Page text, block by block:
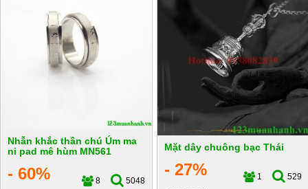
Nhẫn khắc thần chú Úm ma
ni pad mê hùm MN561
- 60% 8
5048
Mặt dây chuông bạc Thái
- 27% 1
529